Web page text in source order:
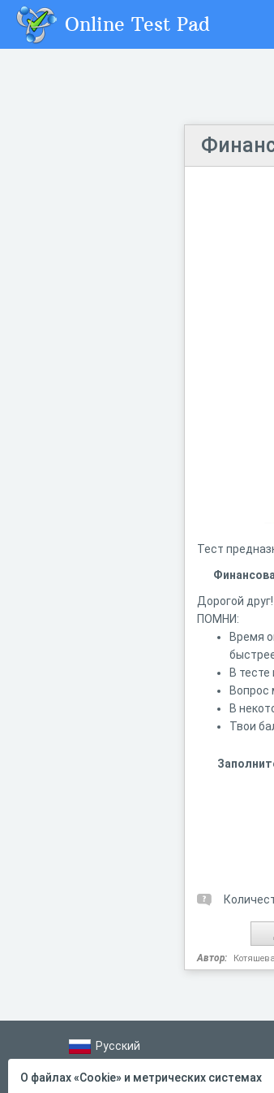
Online Test Pad
Тест
Дорогой
ПОМНИ:
Время
В
Вопрос
В
Твои
Автор:
Русский
Справка
О файлах «Cookie» и метрических системах